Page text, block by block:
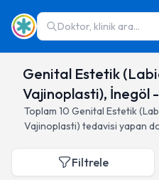
Doktor, klinik ara...
Genital Estetik
Vajinoplasti), İnegöl
Toplam 10 Genital Estetik
Vajinoplasti) tedavisi yapan
Filtrele